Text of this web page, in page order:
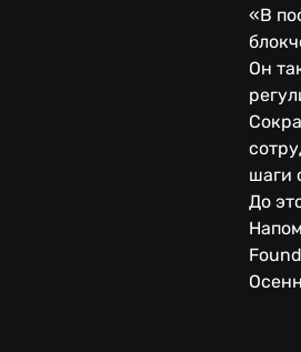
«В
Он
шаги
До